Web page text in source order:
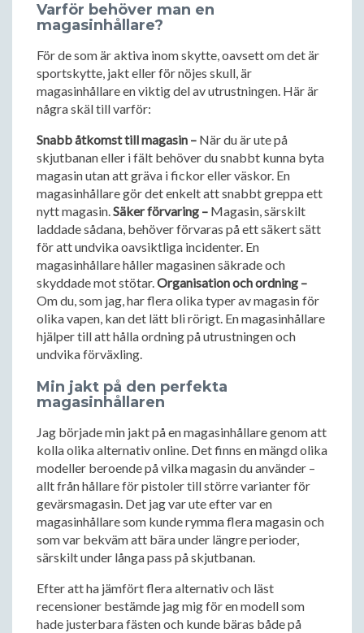
Varför behöver man en
magasinhållare?
För de som är aktiva inom skytte, oavsett om det är
sportskytte, jakt eller för nöjes skull, är
magasinhållare en viktig del av utrustningen. Här är
några skäl till varför:
Snabb åtkomst till magasin – När du är ute på
skjutbanan eller i fält behöver du snabbt kunna byta
magasin utan att gräva i fickor eller väskor. En
magasinhållare gör det enkelt att snabbt greppa ett
nytt magasin.Säker förvaring – Magasin, särskilt
laddade sådana, behöver förvaras på ett säkert sätt
för att undvika oavsiktliga incidenter. En
magasinhållare håller magasinen säkrade och
skyddade mot stötar.Organisation och ordning –
Om du, som jag, har flera olika typer av magasin för
olika vapen, kan det lätt bli rörigt. En magasinhållare
hjälper till att hålla ordning på utrustningen och
undvika förväxling.
Min jakt på den perfekta
magasinhållaren
Jag började min jakt på en magasinhållare genom att
kolla olika alternativ online. Det finns en mängd olika
modeller beroende på vilka magasin du använder –
allt från hållare för pistoler till större varianter för
gevärsmagasin. Det jag var ute efter var en
magasinhållare som kunde rymma flera magasin och
som var bekväm att bära under längre perioder,
särskilt under långa pass på skjutbanan.
Efter att ha jämfört flera alternativ och läst
recensioner bestämde jag mig för en modell som
hade justerbara fästen och kunde bäras både på